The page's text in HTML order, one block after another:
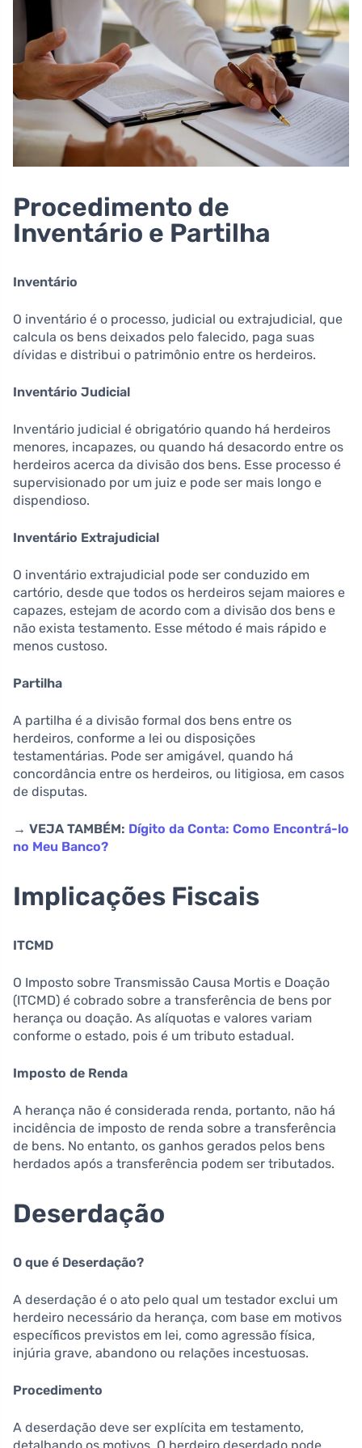
Procedimento de
Inventário e Partilha
Inventário
O inventário é o processo, judicial ou extrajudicial, que
calcula os bens deixados pelo falecido, paga suas
dívidas e distribui o patrimônio entre os herdeiros.
Inventário Judicial
Inventário judicial é obrigatório quando há herdeiros
menores, incapazes, ou quando há desacordo entre os
herdeiros acerca da divisão dos bens. Esse processo é
supervisionado por um juiz e pode ser mais longo e
dispendioso.
Inventário Extrajudicial
O inventário extrajudicial pode ser conduzido em
cartório, desde que todos os herdeiros sejam maiores e
capazes, estejam de acordo com a divisão dos bens e
não exista testamento. Esse método é mais rápido e
menos custoso.
Partilha
A partilha é a divisão formal dos bens entre os
herdeiros, conforme a lei ou disposições
testamentárias. Pode ser amigável, quando há
concordância entre os herdeiros, ou litigiosa, em casos
de disputas.
→ VEJA TAMBÉM: Dígito da Conta: Como Encontrá-lo
no Meu Banco?
Implicações Fiscais
ITCMD
O Imposto sobre Transmissão Causa Mortis e Doação
(ITCMD) é cobrado sobre a transferência de bens por
herança ou doação. As alíquotas e valores variam
conforme o estado, pois é um tributo estadual.
Imposto de Renda
A herança não é considerada renda, portanto, não há
incidência de imposto de renda sobre a transferência
de bens. No entanto, os ganhos gerados pelos bens
herdados após a transferência podem ser tributados.
Deserdação
O que é Deserdação?
A deserdação é o ato pelo qual um testador exclui um
herdeiro necessário da herança, com base em motivos
específicos previstos em lei, como agressão física,
injúria grave, abandono ou relações incestuosas.
Procedimento
A deserdação deve ser explícita em testamento,